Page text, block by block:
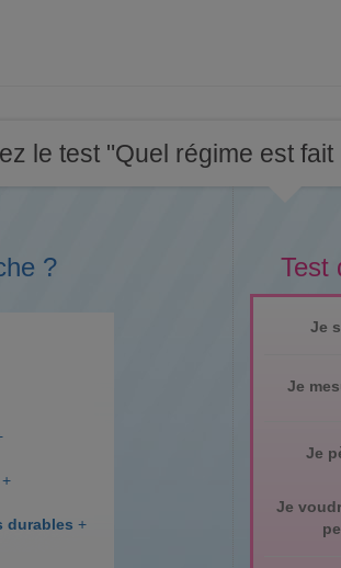
le test "Quel régime est
Test
Je
Je
Je
Je
?
durables +